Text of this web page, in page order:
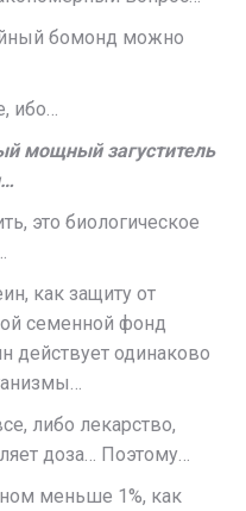
бомонд можно
ибо…
мощный загуститель
это биологическое
как защиту от
семенной фонд
действует одинаково
либо лекарство,
доза… Поэтому…
меньше 1%, как